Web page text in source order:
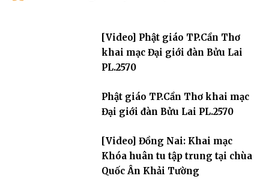
[Video] Phật giáo TP.Cần Thơ
khai mạc Đại giới đàn Bửu Lai
PL.2570
Phật giáo TP.Cần Thơ khai mạc
Đại giới đàn Bửu Lai PL.2570
[Video] Đồng Nai: Khai mạc
Khóa huân tu tập trung tại chùa
Quốc Ân Khải Tường